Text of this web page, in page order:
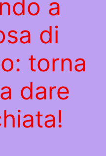
a
di
torna
dare